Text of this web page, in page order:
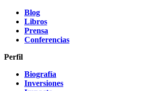
Blog
Libros
Prensa
Conferencias
Perfil
Biografía
Inversiones